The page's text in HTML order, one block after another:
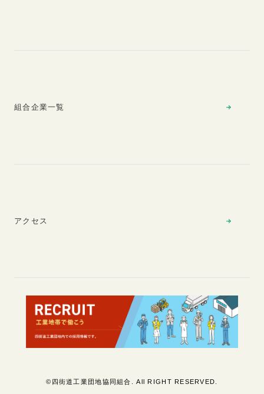
組合企業一覧
アクセス
©四街道工業団地協同組合. All RIGHT RESERVED.